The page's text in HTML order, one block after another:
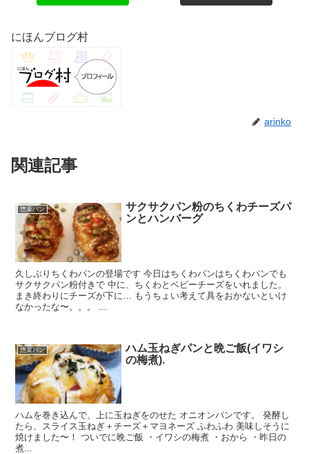
にほんブログ村
arinko
関連記事
惣菜パン
サクサクパン粉のちくわチーズパ
ンとハンバーグ
久しぶりちくわパンの登場です 今日はちくわパンはちくわパンでも
サクサクパン粉付きで 中に、ちくわとベビーチーズをいれました。
まき終わりにチーズが下に… もうちょい考えて具をおかないといけ
なかったな〜。。。 ...
惣菜パン
ハム玉ねぎパンと晩ご飯(イワシ
の梅煮).
ハムを巻き込んで、上に玉ねぎをのせた オニオンパンです。 発酵し
たら、スライス玉ねぎ＋チーズ＋マヨネーズ ふわふわ 美味しそうに
焼けました〜！ ついでに晩ご飯 ・イワシの梅煮 ・おから ・昨日の
煮...